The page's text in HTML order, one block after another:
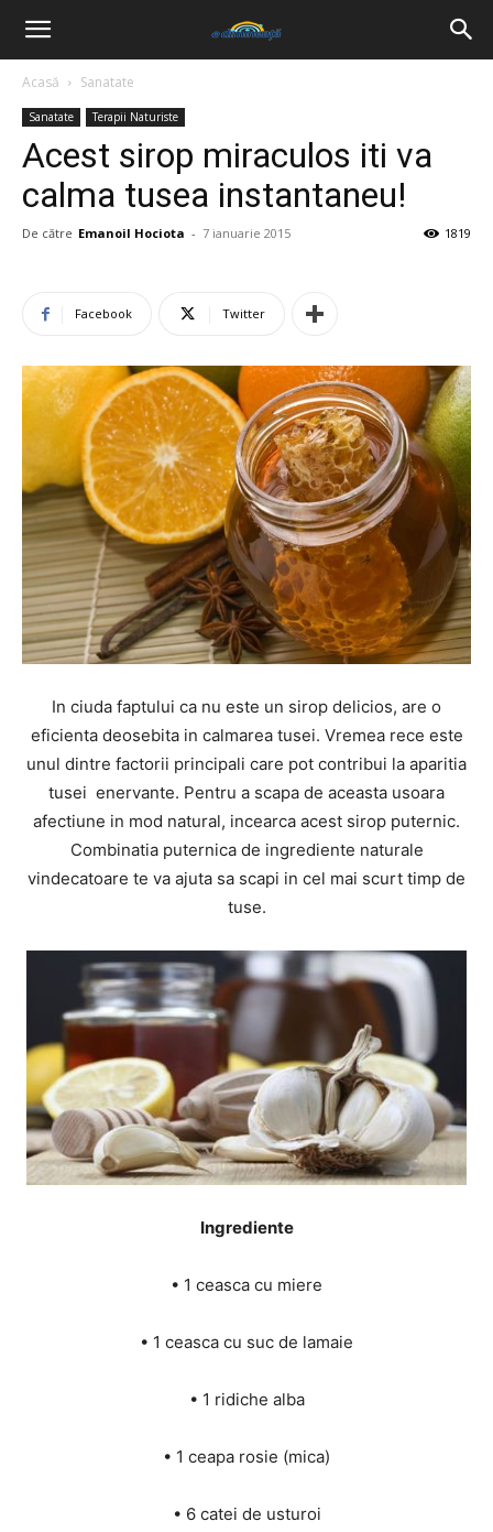
Acasă Sanatate
Sanatate Terapii Naturiste
Acest sirop miraculos iti va
calma tusea instantaneu!
De către Emanoil Hociota - 7 ianuarie 2015 1819
Facebook Twitter
In ciuda faptului ca nu este un sirop delicios, are o
eficienta deosebita in calmarea tusei. Vremea rece este
unul dintre factorii principali care pot contribui la aparitia
tusei enervante. Pentru a scapa de aceasta usoara
afectiune in mod natural, incearca acest sirop puternic.
Combinatia puternica de ingrediente naturale
vindecatoare te va ajuta sa scapi in cel mai scurt timp de
tuse.
Ingrediente
• 1 ceasca cu miere
• 1 ceasca cu suc de lamaie
• 1 ridiche alba
• 1 ceapa rosie (mica)
• 6 catei de usturoi